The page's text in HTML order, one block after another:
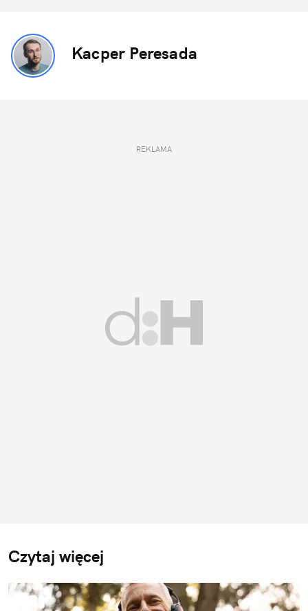
Kacper Peresada
REKLAMA
Czytaj więcej